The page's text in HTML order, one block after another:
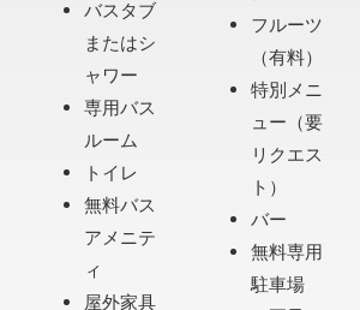
バスタブ
またはシ
ャワー
専用バス
ルーム
トイレ
無料バス
アメニテ
ィ
屋外家具
フルーツ
（有料）
特別メニ
ュー（要
リクエス
ト）
バー
無料専用
駐車場